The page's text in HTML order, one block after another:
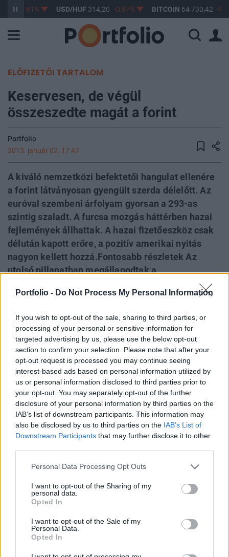
Portfolio - Do Not Process My Personal Information
If you wish to opt-out of the sale, sharing to third parties, or
processing of your personal or sensitive information for
targeted advertising by us, please use the below opt-out
section to confirm your selection. Please note that after your
opt-out request is processed you may continue seeing
interest-based ads based on personal information utilized by
us or personal information disclosed to third parties prior to
your opt-out. You may separately opt-out of the further
disclosure of your personal information by third parties on the
IAB’s list of downstream participants. This information may
also be disclosed by us to third parties on the IAB’s List of
Downstream Participants that may further disclose it to other
Personal Data Processing Opt Outs
I want to opt-out of the Sharing of my
personal data.
Opted In
I want to opt-out of the Sale of my
Personal Data.
Opted In
-0,61% USD/HUF314,20 -0,87% BITCOIN64 730,42 -
ELŐFIZETŐI TARTALOM
Keservesen, de végül
összeszedte magát a forint
Portfolio
2013. január 02. 17:47
A kiváló nemzetközi befektetői hangulat ellenére
a forint látványosan gyengült szerda délelőtt. Az
euróval szembeni árfolyam gyorsan a 293-as
szintig szaladt. A furcsa mozgás háttérben hazai
fejlemények állhattak. A hazai fizetőeszköz csak
délután kapott erőre, a pozitív amerikai nyitás
nagyon kellett hozzá.Fontosabb részletek Az
utolsó pillanatban megállapodtak a
költségvetésrõl a tengerentúlon, ami látványos
emelkedést indított el a világ tõzsdéin. A forint
kedvezõ hangulatból. A hazai fizetõeszköz negatív
teljesítménye látványosan kilógott a régiós
devizák közül. Hazai fejlemény állhatott a
háttérben. A forint délután kapott erõre, miután
hatalmas rali bontakozott ki az amerikai
tõzsdéken.
2013. január 02. 17:47 Megosztás Megnyugodtunk a nap
végére Az esti órákhoz közeledve megnyugodott a forint
árfolyama, az euróval szembeni jegyzések stabilan 291
körül ingadoznak. A pozitív amerikai piacnyitás, valamint a
KEDVES OLVASÓNK!
tartozik, melynek olvasása előfizetéses
regisztrációhoz kötött.